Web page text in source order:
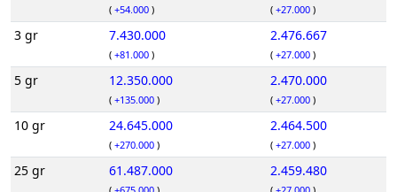
( +54.000 ) ( +27.000 )
3 gr 7.430.000
( +81.000 )
2.476.667
( +27.000 )
5 gr 12.350.000
( +135.000 )
2.470.000
( +27.000 )
10 gr 24.645.000
( +270.000 )
2.464.500
( +27.000 )
25 gr 61.487.000 2.459.480